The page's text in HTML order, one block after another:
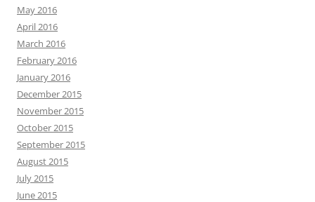
May 2016
April 2016
March 2016
February 2016
January 2016
December 2015
November 2015
October 2015
September 2015
August 2015
July 2015
June 2015